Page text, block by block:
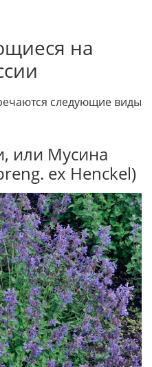
на
следующие виды
или Мусина
ex Henckel)